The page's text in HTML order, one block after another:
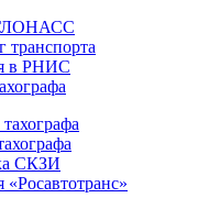
в РНИС
СКЗИ
«Росавтотранс»